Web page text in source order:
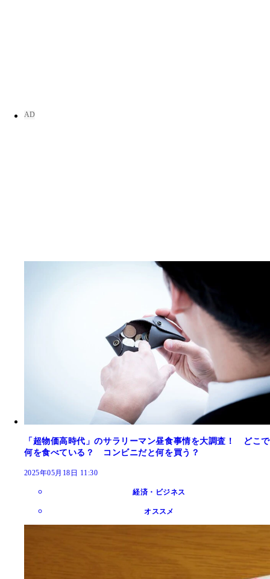
「超物価高時代」のサラリーマン昼食事情を大調査！ どこで
何を食べている？ コンビニだと何を買う？
2025年05月18日 11:30
経済・ビジネス
オススメ